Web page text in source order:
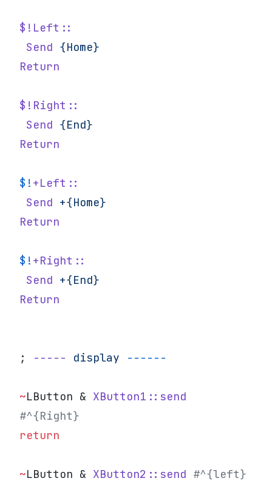
$!Left::
Send {Home}
Return
$!Right::
Send {End}
Return
$! +Left::
Send +{Home}
Return
$! +Right::
Send +{End}
Return
; ----- display ------
~LButton & XButton1::send
#^{Right}
return
~LButton & XButton2::send #^{left}